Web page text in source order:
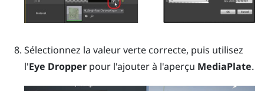
Sélectionnez la valeur verte correcte, puis utilisez
l'Eye Dropperpour l'ajouter à l'aperçu MediaPlate.